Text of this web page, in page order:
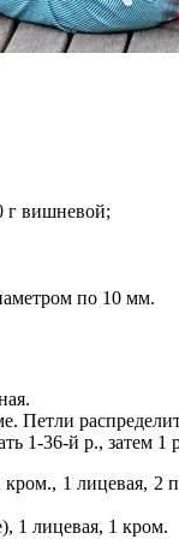
г вишневой;
по 10 мм.
Петли
1-36-й р., затем 1
1 лицевая, 2
1 лицевая, 1 кром.